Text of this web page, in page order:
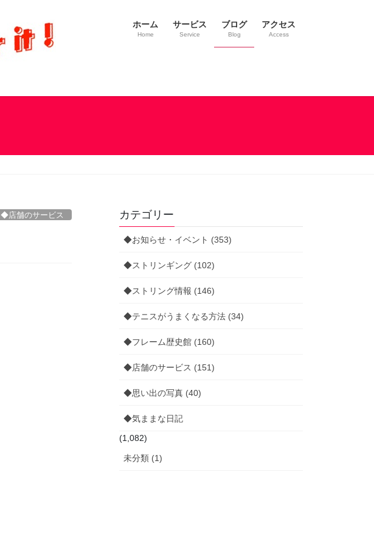
ホーム
Home
サービス
Service
ブログ
Blog
アクセス
Access
◆店舗のサービス カテゴリー
◆お知らせ・イベント (353)
◆ストリンギング (102)
◆ストリング情報 (146)
◆テニスがうまくなる方法 (34)
◆フレーム歴史館 (160)
◆店舗のサービス (151)
◆思い出の写真 (40)
◆気ままな日記
(1,082)
未分類 (1)